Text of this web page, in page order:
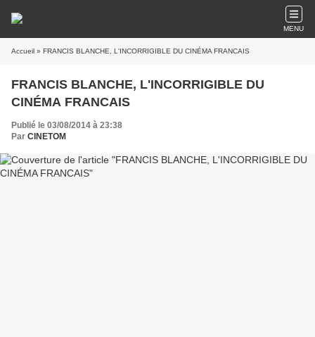
MENU
Accueil » FRANCIS BLANCHE, L'INCORRIGIBLE DU CINÉMA FRANCAIS
FRANCIS BLANCHE, L'INCORRIGIBLE DU
CINÉMA FRANCAIS
Publié le 03/08/2014 à 23:38
Par CINETOM